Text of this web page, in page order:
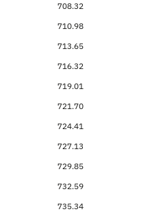
708.32
710.98
713.65
716.32
719.01
721.70
724.41
727.13
729.85
732.59
735.34